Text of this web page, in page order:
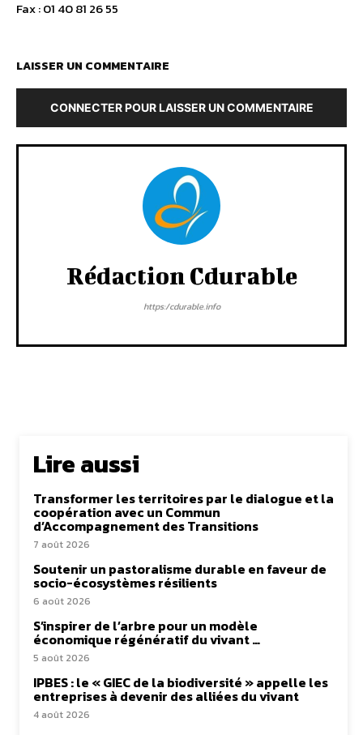
Fax : 01 40 81 26 55
LAISSER UN COMMENTAIRE
CONNECTER POUR LAISSER UN COMMENTAIRE
Rédaction Cdurable
https:/cdurable.info
Lire aussi
Transformer les territoires par le dialogue et la
coopération avec un Commun
d’Accompagnement des Transitions
7 août 2026
Soutenir un pastoralisme durable en faveur de
socio-écosystèmes résilients
6 août 2026
S’inspirer de l’arbre pour un modèle
économique régénératif du vivant …
5 août 2026
IPBES : le « GIEC de la biodiversité » appelle les
entreprises à devenir des alliées du vivant
4 août 2026